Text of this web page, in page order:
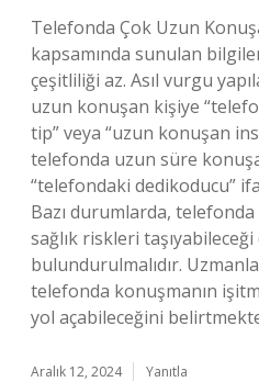
Telefonda Çok Uzun
kapsamında sunulan bilgiler
çeşitliliği az. Asıl vurgu
uzun konuşan kişiye
tip” veya “uzun konuşan
telefonda uzun süre
“telefondaki dedikoducu”
Bazı durumlarda,
sağlık riskleri
bulundurulmalıdır.
telefonda konuşmanın
yol açabileceğini
Aralık 12, 2024 Yanıtla